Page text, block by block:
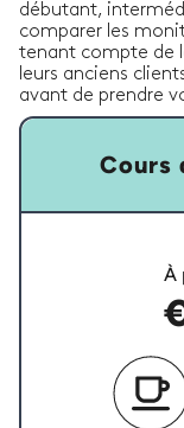
débutant,
comparer les
tenant compte de
leurs anciens
avant de prendre
Cours
À